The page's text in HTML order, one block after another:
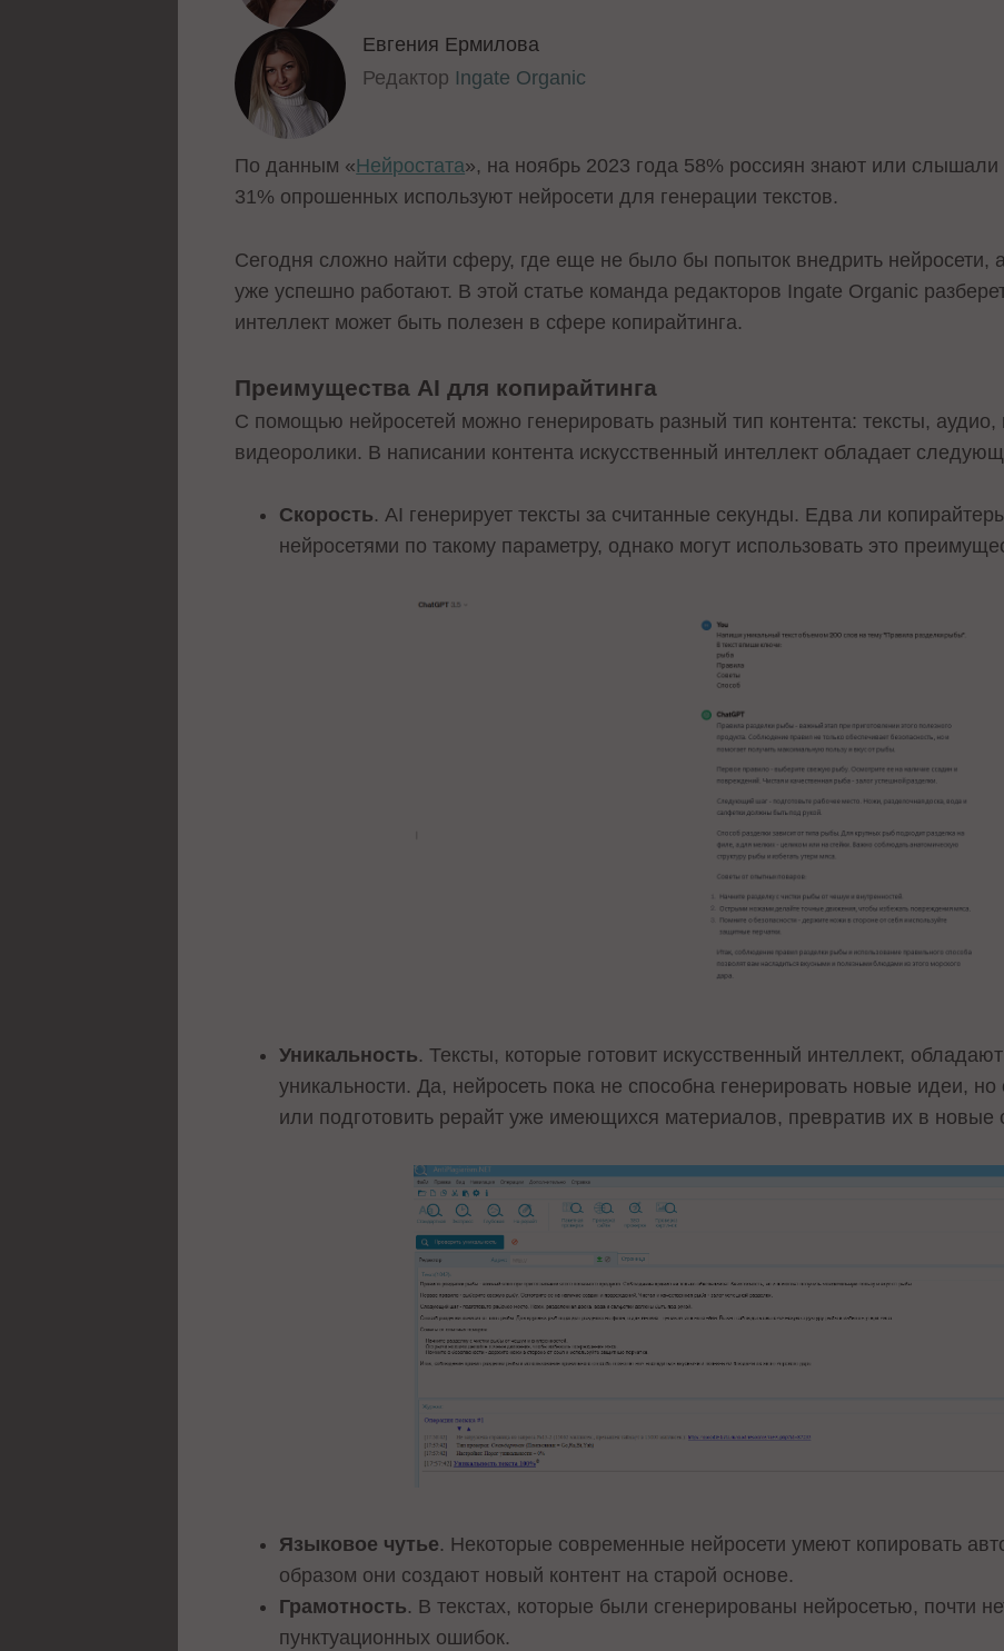
Евгения Ермилова
Редактор Ingate Organic
По данным «Нейростата», на ноябрь 2023 года 58% россиян знают или слышали
31% опрошенных используют нейросети для генерации текстов.
Сегодня сложно найти сферу, где еще не было бы попыток внедрить нейросети,
уже успешно работают. В этой статье команда редакторов Ingate Organic
интеллект может быть полезен в сфере копирайтинга.
Преимущества AI для копирайтинга
С помощью нейросетей можно генерировать разный тип контента: тексты, аудио,
видеоролики. В написании контента искусственный интеллект обладает
Скорость. AI генерирует тексты за считанные секунды. Едва ли
нейросетями по такому параметру, однако могут использовать это
Уникальность. Тексты, которые готовит искусственный интеллект,
уникальности. Да, нейросеть пока не способна генерировать новые идеи,
или подготовить рерайт уже имеющихся материалов, превратив их в новые
Языковое чутье. Некоторые современные нейросети умеют копировать
образом они создают новый контент на старой основе.
Грамотность. В текстах, которые были сгенерированы нейросетью, почти
пунктуационных ошибок.